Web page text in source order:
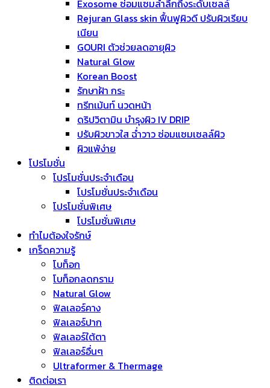
Exosome ซ่อมแซมล้ำลึกถึงระดับเซลล์
Rejuran Glass skin ฟื้นฟูผิวดี ปรับผิวเรียบ
เนียน
GOURI ตัวช่วยลดอายุผิว
Natural Glow
Korean Boost
รักษาฝ้า กระ
ทรีทเม้นท์ นวดหน้า
ดริปวิตามิน บำรุงผิว IV DRIP
ปรับผิวขาวใส ฉ่ำวาว ซ่อมแซมเซลล์ผิว
ผิวแพ้ง่าย
โปรโมชั่น
โปรโมชั่นประจำเดือน
โปรโมชั่นประจำเดือน
โปรโมชั่นพิเศษ
โปรโมชั่นพิเศษ
ทำไมต้องใจรักษ์
เกร็ดความรู้
โบท็อก
โบท็อกลดกราม
Natural Glow
ฟิลเลอร์คาง
ฟิลเลอร์ปาก
ฟิลเลอร์ใต้ตา
ฟิลเลอร์อื่นๆ
Ultraformer & Thermage
ติดต่อเรา